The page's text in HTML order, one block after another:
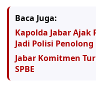
Baca Juga:
Kapolda Jabar Ajak
Jadi Polisi Penolong
Jabar Komitmen
SPBE